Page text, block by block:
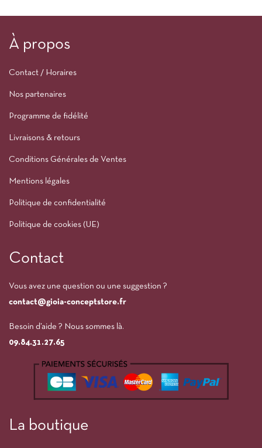
À propos
Contact / Horaires
Nos partenaires
Programme de fidélité
Livraisons & retours
Conditions Générales de Ventes
Mentions légales
Politique de confidentialité
Politique de cookies (UE)
Contact
Vous avez une question ou une suggestion ?
contact@gioia-conceptstore.fr
Besoin d’aide ? Nous sommes là.
09.84.31.27.65
La boutique